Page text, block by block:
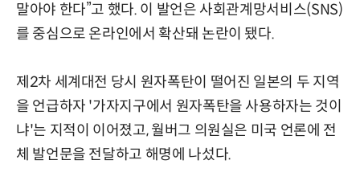
말아야 한다”고 했다. 이 발언은 사회관계망서비스(SNS)
를 중심으로 온라인에서 확산돼 논란이 됐다.
제2차 세계대전 당시 원자폭탄이 떨어진 일본의 두 지역
을 언급하자 '가자지구에서 원자폭탄을 사용하자는 것이
냐'는 지적이 이어졌고, 월버그 의원실은 미국 언론에 전
체 발언문을 전달하고 해명에 나섰다.